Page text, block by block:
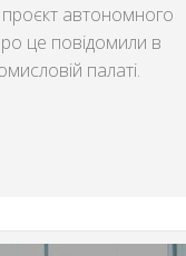
проєкт автономного
це повідомили в
палаті.